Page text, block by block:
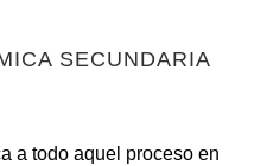
SECUNDARIA
a todo aquel proceso en